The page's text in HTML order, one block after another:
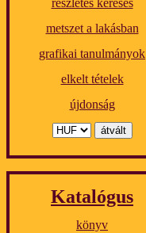
részletes keresés
metszet a lakásban
grafikai tanulmányok
elkelt tételek
újdonság
Katalógus
könyv